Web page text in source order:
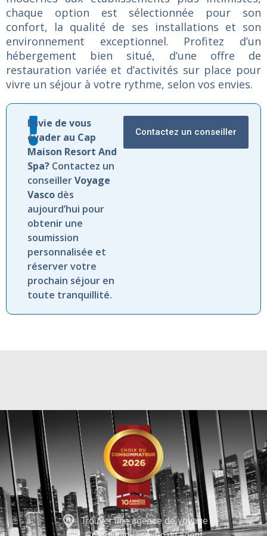
chaque option est sélectionnée pour son
confort, la qualité de ses installations et son
environnement exceptionnel. Profitez d’un
hébergement bien situé, d’une offre de
restauration variée et d’activités sur place pour
vivre un séjour à votre rythme, selon vos envies.
Envie de vous
évader au Cap
Maison Resort And
Spa?Contactez un
conseillerVoyage
Vascodès
aujourd’hui pour
obtenir une
soumission
personnalisée et
réserver votre
prochain séjour en
toute tranquillité.
Contactez un conseiller
Trouver une agence de voyage